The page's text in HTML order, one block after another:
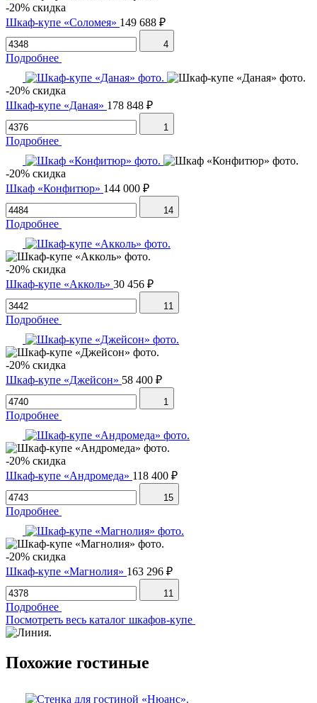
-20% скидка
Шкаф-купе «Соломея» 149 688 ₽
4
Подробнее
-20% скидка
Шкаф-купе «Даная» 178 848 ₽
1
Подробнее
-20% скидка
Шкаф «Конфитюр» 144 000 ₽
14
Подробнее
-20% скидка
Шкаф-купе «Акколь» 30 456 ₽
11
Подробнее
-20% скидка
Шкаф-купе «Джейсон» 58 400 ₽
1
Подробнее
-20% скидка
Шкаф-купе «Андромеда» 118 400 ₽
15
Подробнее
-20% скидка
Шкаф-купе «Магнолия» 163 296 ₽
11
Подробнее
Посмотреть весь каталог шкафов-купе
Похожие гостиные